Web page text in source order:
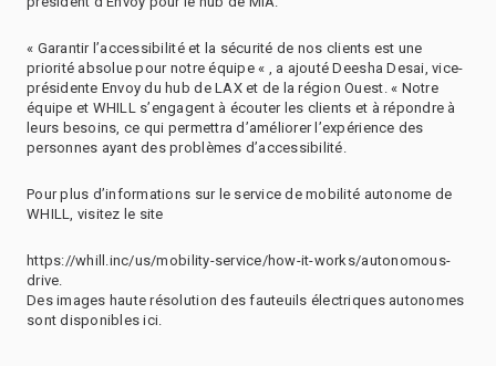
« Garantir l’accessibilité et la sécurité de nos clients est une
priorité absolue pour notre équipe « , a ajouté Deesha Desai, vice-
présidente Envoy du hub de LAX et de la région Ouest. « Notre
équipe et WHILL s’engagent à écouter les clients et à répondre à
leurs besoins, ce qui permettra d’améliorer l’expérience des
personnes ayant des problèmes d’accessibilité.
Pour plus d’informations sur le service de mobilité autonome de
WHILL, visitez le site
https://whill.inc/us/mobility-service/how-it-works/autonomous-
drive.
Des images haute résolution des fauteuils électriques autonomes
sont disponibles ici.